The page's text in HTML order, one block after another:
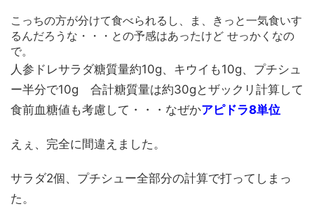
こっちの方が分けて食べられるし、ま、きっと一気食いす
るんだろうな・・・との予感はあったけど せっかくなの
で。
人参ドレサラダ糖質量約10g、キウイも10g、プチシュ
ー半分で10g 合計糖質量は約30gとザックリ計算して
食前血糖値も考慮して・・・なぜかアピドラ8単位
えぇ、完全に間違えました。
サラダ2個、プチシュー全部分の計算で打ってしまっ
た。